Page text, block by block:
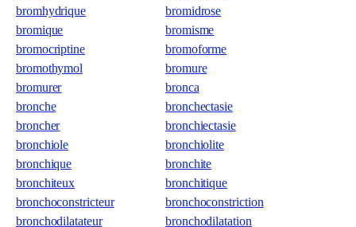
bromhydrique
bromidrose
bromique
bromisme
bromocriptine
bromoforme
bromothymol
bromure
bromurer
bronca
bronche
bronchectasie
broncher
bronchiectasie
bronchiole
bronchiolite
bronchique
bronchite
bronchiteux
bronchitique
bronchoconstricteur
bronchoconstriction
bronchodilatateur
bronchodilatation